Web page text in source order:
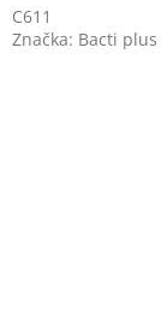
C611
Značka: Bacti plus